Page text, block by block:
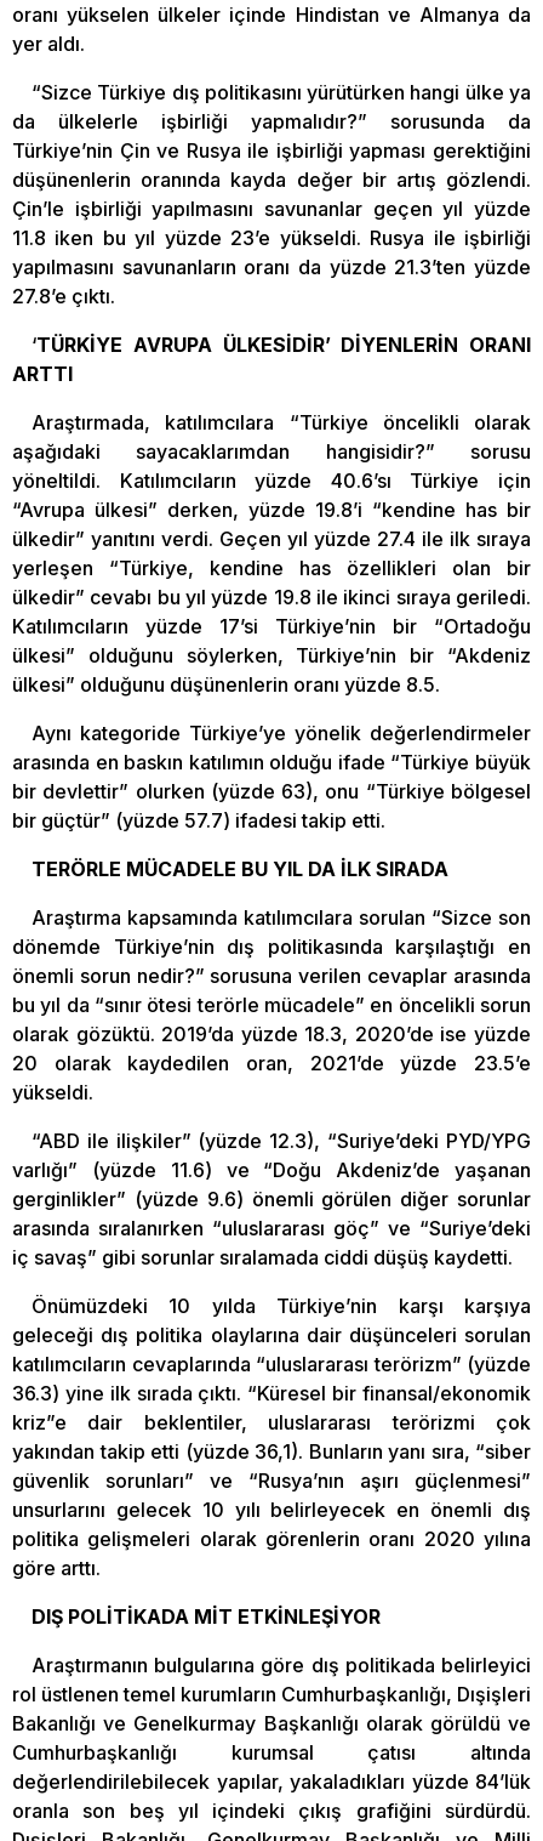
oranı yükselen ülkeler içinde Hindistan ve Almanya da
yer aldı.
“Sizce Türkiye dış politikasını yürütürken hangi ülke ya
da ülkelerle işbirliği yapmalıdır?” sorusunda da
Türkiye’nin Çin ve Rusya ile işbirliği yapması gerektiğini
düşünenlerin oranında kayda değer bir artış gözlendi.
Çin’le işbirliği yapılmasını savunanlar geçen yıl yüzde
11.8 iken bu yıl yüzde 23’e yükseldi. Rusya ile işbirliği
yapılmasını savunanların oranı da yüzde 21.3’ten yüzde
27.8’e çıktı.
‘TÜRKİYE AVRUPA ÜLKESİDİR’ DİYENLERİN ORANI
ARTTI
Araştırmada, katılımcılara “Türkiye öncelikli olarak
aşağıdaki sayacaklarımdan hangisidir?” sorusu
yöneltildi. Katılımcıların yüzde 40.6’sı Türkiye için
“Avrupa ülkesi” derken, yüzde 19.8’i “kendine has bir
ülkedir” yanıtını verdi. Geçen yıl yüzde 27.4 ile ilk sıraya
yerleşen “Türkiye, kendine has özellikleri olan bir
ülkedir” cevabı bu yıl yüzde 19.8 ile ikinci sıraya geriledi.
Katılımcıların yüzde 17’si Türkiye’nin bir “Ortadoğu
ülkesi” olduğunu söylerken, Türkiye’nin bir “Akdeniz
ülkesi” olduğunu düşünenlerin oranı yüzde 8.5.
Aynı kategoride Türkiye’ye yönelik değerlendirmeler
arasında en baskın katılımın olduğu ifade “Türkiye büyük
bir devlettir” olurken (yüzde 63), onu “Türkiye bölgesel
bir güçtür” (yüzde 57.7) ifadesi takip etti.
TERÖRLE MÜCADELE BU YIL DA İLK SIRADA
Araştırma kapsamında katılımcılara sorulan “Sizce son
dönemde Türkiye’nin dış politikasında karşılaştığı en
önemli sorun nedir?” sorusuna verilen cevaplar arasında
bu yıl da “sınır ötesi terörle mücadele” en öncelikli sorun
olarak gözüktü. 2019’da yüzde 18.3, 2020’de ise yüzde
20 olarak kaydedilen oran, 2021’de yüzde 23.5’e
yükseldi.
“ABD ile ilişkiler” (yüzde 12.3), “Suriye’deki PYD/YPG
varlığı” (yüzde 11.6) ve “Doğu Akdeniz’de yaşanan
gerginlikler” (yüzde 9.6) önemli görülen diğer sorunlar
arasında sıralanırken “uluslararası göç” ve “Suriye’deki
iç savaş” gibi sorunlar sıralamada ciddi düşüş kaydetti.
Önümüzdeki 10 yılda Türkiye’nin karşı karşıya
geleceği dış politika olaylarına dair düşünceleri sorulan
katılımcıların cevaplarında “uluslararası terörizm” (yüzde
36.3) yine ilk sırada çıktı. “Küresel bir finansal/ekonomik
kriz”e dair beklentiler, uluslararası terörizmi çok
yakından takip etti (yüzde 36,1). Bunların yanı sıra, “siber
güvenlik sorunları” ve “Rusya’nın aşırı güçlenmesi”
unsurlarını gelecek 10 yılı belirleyecek en önemli dış
politika gelişmeleri olarak görenlerin oranı 2020 yılına
göre arttı.
DIŞ POLİTİKADA MİT ETKİNLEŞİYOR
Araştırmanın bulgularına göre dış politikada belirleyici
rol üstlenen temel kurumların Cumhurbaşkanlığı, Dışişleri
Bakanlığı ve Genelkurmay Başkanlığı olarak görüldü ve
Cumhurbaşkanlığı kurumsal çatısı altında
değerlendirilebilecek yapılar, yakaladıkları yüzde 84’lük
oranla son beş yıl içindeki çıkış grafiğini sürdürdü.